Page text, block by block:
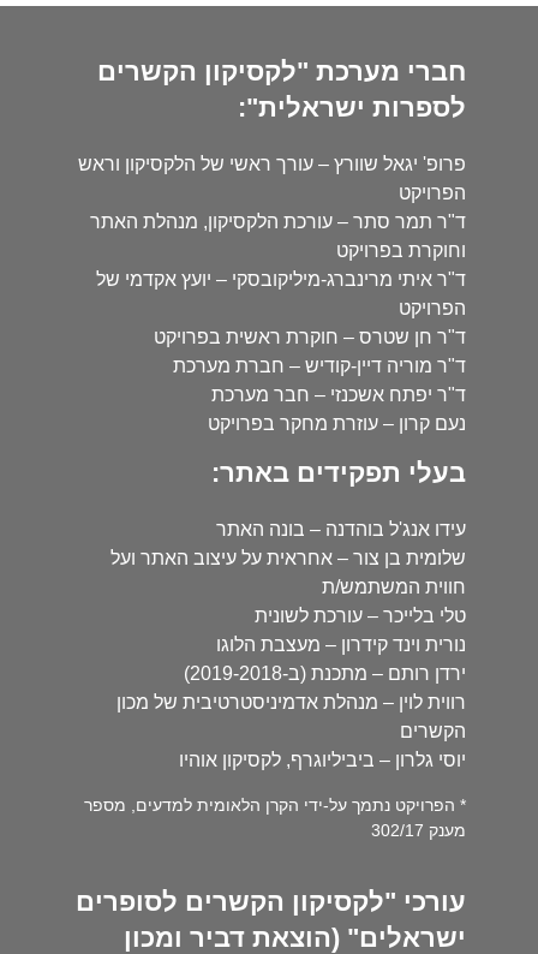
חברי מערכת "לקסיקון הקשרים
לספרות ישראלית":
פרופ' יגאל שוורץ – עורך ראשי של הלקסיקון וראש
הפרויקט
ד"ר תמר סתר – עורכת הלקסיקון, מנהלת האתר
וחוקרת בפרויקט
ד"ר איתי מרינברג-מיליקובסקי – יועץ אקדמי של
הפרויקט
ד"ר חן שטרס – חוקרת ראשית בפרויקט
ד"ר מוריה דיין-קודיש – חברת מערכת
ד"ר יפתח אשכנזי – חבר מערכת
נעם קרון – עוזרת מחקר בפרויקט
בעלי תפקידים באתר:
עידו אנג'ל בוהדנה – בונה האתר
שלומית בן צור – אחראית על עיצוב האתר ועל
חווית המשתמש/ת
טלי בלייכר – עורכת לשונית
נורית וינד קידרון – מעצבת הלוגו
ירדן רותם – מתכנת (ב-2019-2018)
רווית לוין – מנהלת אדמיניסטרטיבית של מכון
הקשרים
יוסי גלרון – ביביליוגרף, לקסיקון אוהיו
* הפרויקט נתמך על-ידי הקרן הלאומית למדעים, מספר
מענק 302/17
עורכי "לקסיקון הקשרים לסופרים
ישראלים" (הוצאת דביר ומכון